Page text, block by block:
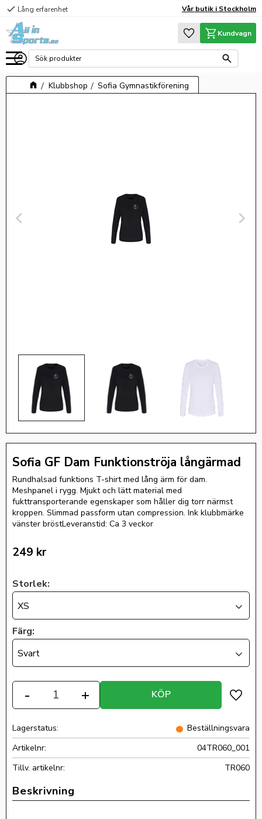
Meny
check Lång erfarenhet Vår butik i Stockholm
Favoriter
Kundvagn
Klubbshop Sofia Gymnastikförening
Sofia GF Dam Funktionströja långärmad
Rundhalsad funktions T-shirt med lång ärm för dam.
Meshpanel i rygg. Mjukt och lätt material med
fukttransporterande egenskaper som håller dig torr närmst
kroppen. Slimmad passform utan compression. Ink klubbmärke
vänster bröstLeveranstid: Ca 3 veckor
249 kr
Storlek:
XS
Färg:
Svart
+
- KÖP
Lägg
Lagerstatus
Beställningsvara
Artikelnr
04TR060_001
Tillv. artikelnr
TR060